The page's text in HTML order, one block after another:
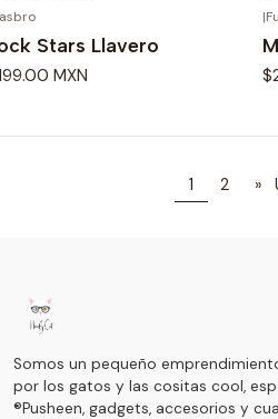
Stars Llavero
MXN
|
1 2 »
Somos un pequeño
por los gatos y las cositas cool,
®Pusheen, gadgets, accesorios y